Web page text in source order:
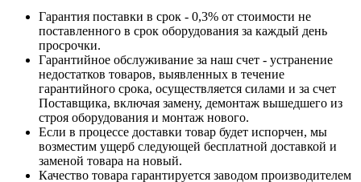
Гарантия поставки в срок - 0,3% от стоимости не
поставленного в срок оборудования за каждый день
просрочки.
Гарантийное обслуживание за наш счет - устранение
недостатков товаров, выявленных в течение
гарантийного срока, осуществляется силами и за счет
Поставщика, включая замену, демонтаж вышедшего из
строя оборудования и монтаж нового.
Если в процессе доставки товар будет испорчен, мы
возместим ущерб следующей бесплатной доставкой и
заменой товара на новый.
Качество товара гарантируется заводом производителем